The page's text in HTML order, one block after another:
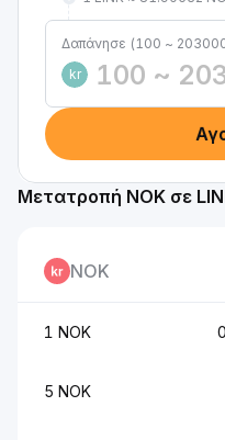
Δαπάνησε (100 ~
kr
Μετατροπή NOK σε
NOK
1 NOK
5 NOK